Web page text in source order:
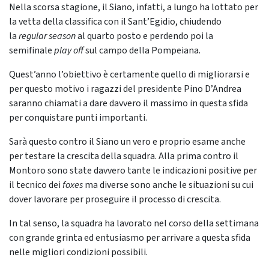
Nella scorsa stagione, il Siano, infatti, a lungo ha lottato per
la vetta della classifica con il Sant’Egidio, chiudendo
laregular seasonal quarto posto e perdendo poi la
semifinaleplay offsul campo della Pompeiana.
Quest’anno l’obiettivo è certamente quello di migliorarsi e
per questo motivo i ragazzi del presidente Pino D’Andrea
saranno chiamati a dare davvero il massimo in questa sfida
per conquistare punti importanti.
Sarà questo contro il Siano un vero e proprio esame anche
per testare la crescita della squadra. Alla prima contro il
Montoro sono state davvero tante le indicazioni positive per
il tecnico deifoxesma diverse sono anche le situazioni su cui
dover lavorare per proseguire il processo di crescita.
In tal senso, la squadra ha lavorato nel corso della settimana
con grande grinta ed entusiasmo per arrivare a questa sfida
nelle migliori condizioni possibili.